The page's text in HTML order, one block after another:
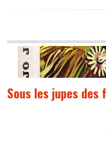
Sous les jupes